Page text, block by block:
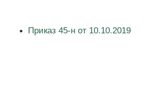
Приказ 45-н от 10.10.2019